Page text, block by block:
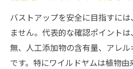
バストアップを安全に目指すに
ません。代表的な確認ポイント
無、人工添加物の含有量、アレ
です。特にワイルドヤムは植物